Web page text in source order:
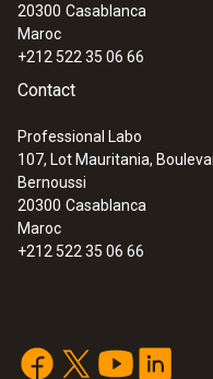
20300 Casablanca
Maroc
+212 522 35 06 66
Contact
Professional Labo
107, Lot Mauritania,
Bernoussi
20300 Casablanca
Maroc
+212 522 35 06 66